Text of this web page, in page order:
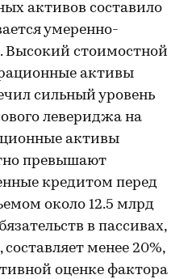
активов составило
умеренно-
Высокий стоимостной
активы
сильный уровень
левериджа на
активы
превышают
кредитом перед
около 12.5 млрд
в пассивах,
менее 20%,
оценке фактора